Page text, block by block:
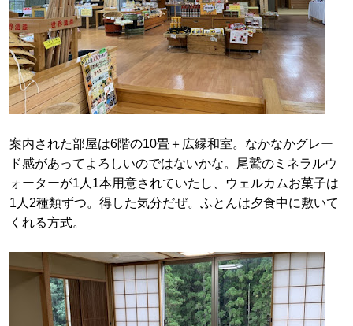
案内された部屋は6階の10畳＋広縁和室。なかなかグレー
ド感があってよろしいのではないかな。尾鷲のミネラルウ
ォーターが1人1本用意されていたし、ウェルカムお菓子は
1人2種類ずつ。得した気分だぜ。ふとんは夕食中に敷いて
くれる方式。